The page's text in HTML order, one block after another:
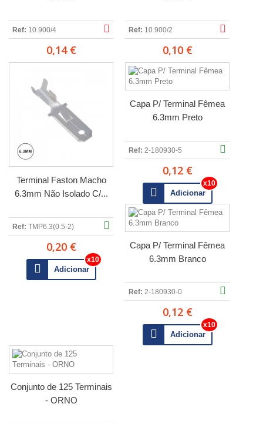
Ref: 10.900/4
0,14 €
Ref: 10.900/2
0,10 €
Terminal Faston Macho
6.3mm Não Isolado C/...
Ref: TMP6.3(0.5-2)
0,20 €
Adicionar
Capa P/ Terminal Fêmea
6.3mm Preto
Ref: 2-180930-5
0,12 €
Adicionar
Capa P/ Terminal Fêmea
6.3mm Branco
Ref: 2-180930-0
0,12 €
Adicionar
Conjunto de 125 Terminais
- ORNO